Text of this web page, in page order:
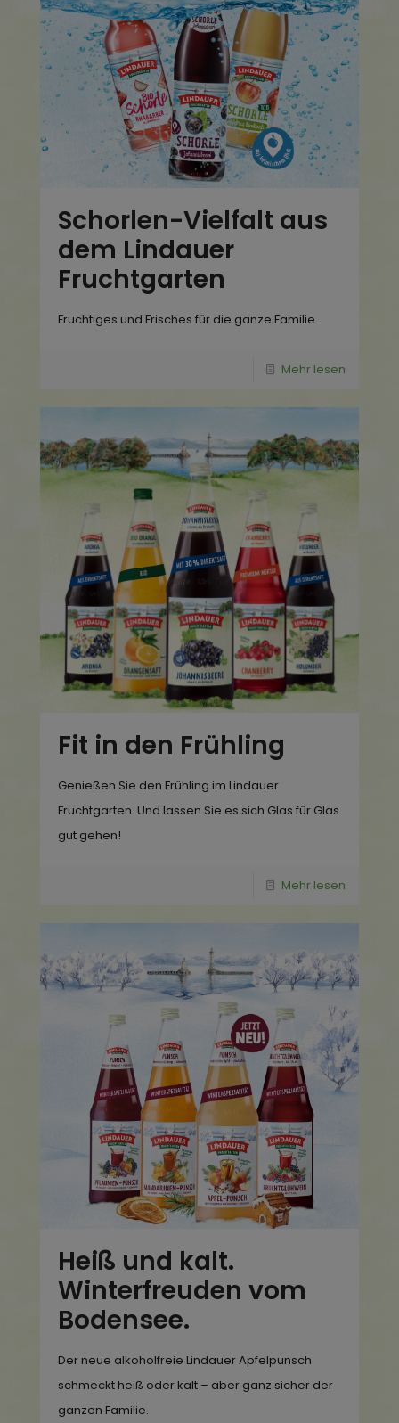
Schorlen-Vielfalt aus
dem Lindauer
Fruchtgarten
Fruchtiges und Frisches für die ganze Familie
Mehr lesen
Fit in den Frühling
Genießen Sie den Frühling im Lindauer
Fruchtgarten. Und lassen Sie es sich Glas für Glas
gut gehen!
Mehr lesen
Heiß und kalt.
Winterfreuden vom
Bodensee.
Der neue alkoholfreie Lindauer Apfelpunsch
schmeckt heiß oder kalt – aber ganz sicher der
ganzen Familie.